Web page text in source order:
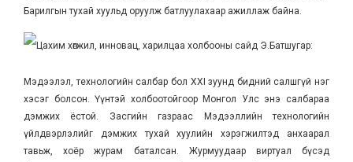
Барилгын тухай хуульд оруулж батлуулахаар ажиллаж байна.
Цахим хөгжил, инновац, харилцаа холбооны сайд Э.Батшугар:
Мэдээлэл, технологийн салбар бол XXI зуунд бидний салшгүй нэг
хэсэг болсон. Үүнтэй холбоотойгоор Монгол Улс энэ салбараа
дэмжих ёстой. Засгийн газраас Мэдээллийн технологийн
үйлдвэрлэлийг дэмжих тухай хуулийн хэрэгжилтэд анхаарал
тавьж, хоёр журам баталсан. Журмуудаар виртуал бүсэд